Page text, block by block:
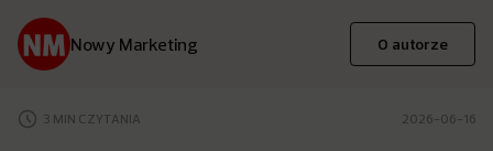
Nowy Marketing O autorze
3 MIN CZYTANIA 2026-06-16